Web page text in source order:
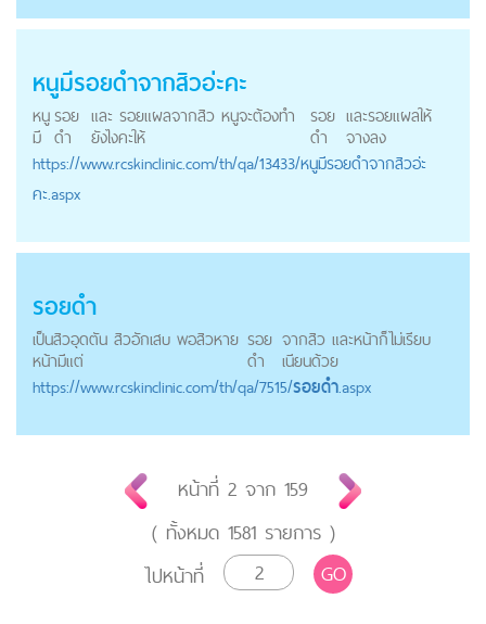
หนูมีรอยดำจากสิวอ่ะคะ
หนู
มี
รอย
ดำ
และ รอยแผลจากสิว หนูจะต้องทำ
ยังไงคะให้
รอย
ดำ
และรอยแผลให้
จางลง
https://www.rcskinclinic.com/th/qa/13433/หนูมีรอยดำจากสิวอ่ะ
คะ.aspx
รอยดำ
เป็นสิวอุดตัน สิวอักเสบ พอสิวหาย
หน้ามีแต่
รอย
ดำ
จากสิว และหน้าก็ไม่เรียบ
เนียนด้วย
https://www.rcskinclinic.com/th/qa/7515/รอยดำ.aspx
หน้าที่ 2 จาก 159
( ทั้งหมด 1581รายการ )
ไปหน้าที่
GO